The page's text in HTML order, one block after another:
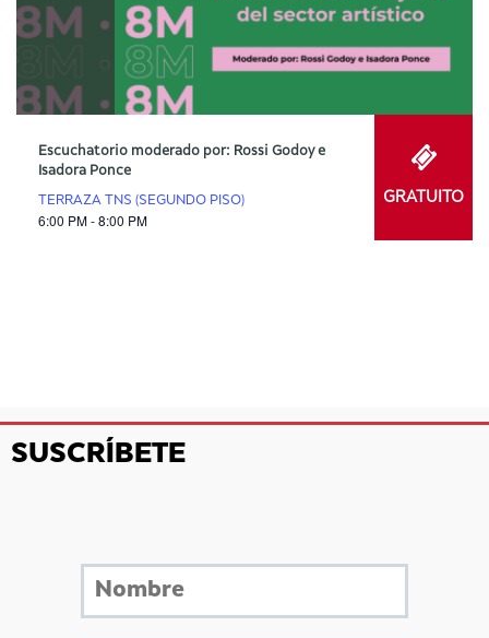
Escuchatorio moderado por: Rossi Godoy e
Isadora Ponce
TERRAZA TNS (SEGUNDO PISO)
6:00 PM - 8:00 PM
GRATUITO
SUSCRÍBETE